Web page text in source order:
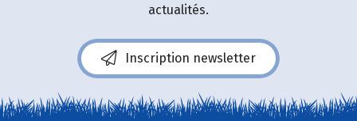
actualités.
Inscription newsletter